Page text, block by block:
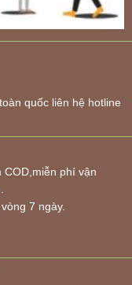
quốc liên hệ hotline
COD,miễn phí vận
7 ngày.